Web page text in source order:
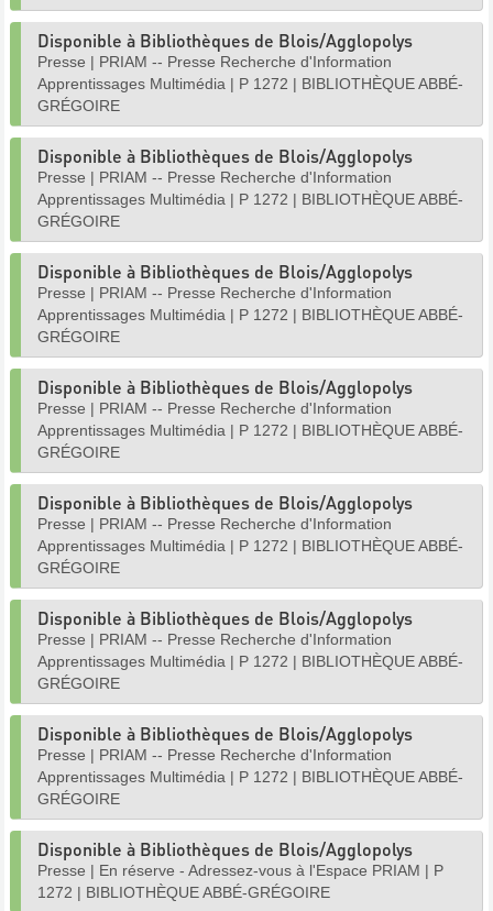
Disponible à Bibliothèques de Blois/Agglopolys
Presse | PRIAM -- Presse Recherche d'Information
Apprentissages Multimédia | P 1272 | BIBLIOTHÈQUE ABBÉ-
GRÉGOIRE
Disponible à Bibliothèques de Blois/Agglopolys
Presse | PRIAM -- Presse Recherche d'Information
Apprentissages Multimédia | P 1272 | BIBLIOTHÈQUE ABBÉ-
GRÉGOIRE
Disponible à Bibliothèques de Blois/Agglopolys
Presse | PRIAM -- Presse Recherche d'Information
Apprentissages Multimédia | P 1272 | BIBLIOTHÈQUE ABBÉ-
GRÉGOIRE
Disponible à Bibliothèques de Blois/Agglopolys
Presse | PRIAM -- Presse Recherche d'Information
Apprentissages Multimédia | P 1272 | BIBLIOTHÈQUE ABBÉ-
GRÉGOIRE
Disponible à Bibliothèques de Blois/Agglopolys
Presse | PRIAM -- Presse Recherche d'Information
Apprentissages Multimédia | P 1272 | BIBLIOTHÈQUE ABBÉ-
GRÉGOIRE
Disponible à Bibliothèques de Blois/Agglopolys
Presse | PRIAM -- Presse Recherche d'Information
Apprentissages Multimédia | P 1272 | BIBLIOTHÈQUE ABBÉ-
GRÉGOIRE
Disponible à Bibliothèques de Blois/Agglopolys
Presse | PRIAM -- Presse Recherche d'Information
Apprentissages Multimédia | P 1272 | BIBLIOTHÈQUE ABBÉ-
GRÉGOIRE
Disponible à Bibliothèques de Blois/Agglopolys
Presse | En réserve - Adressez-vous à l'Espace PRIAM | P
1272 | BIBLIOTHÈQUE ABBÉ-GRÉGOIRE